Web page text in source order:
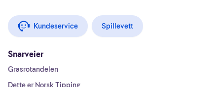
Kundeservice Spillevett
Snarveier
Grasrotandelen
Dette er Norsk Tipping